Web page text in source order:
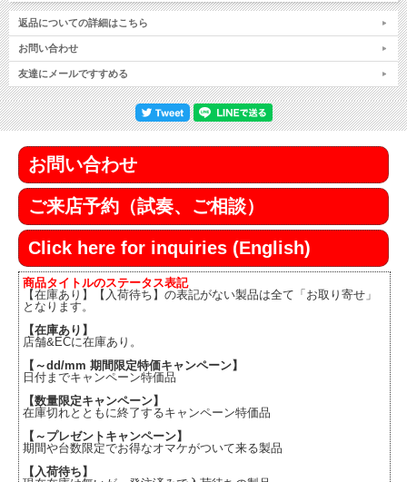
返品についての詳細はこちら
お問い合わせ
友達にメールですすめる
お問い合わせ
ご来店予約（試奏、ご相談）
Click here for inquiries (English)
商品タイトルのステータス表記
【在庫あり】【入荷待ち】の表記がない製品は全て「お取り寄せ」
となります。
【在庫あり】
店舗&ECに在庫あり。
【～dd/mm 期間限定特価キャンペーン】
日付までキャンペーン特価品
【数量限定キャンペーン】
在庫切れとともに終了するキャンペーン特価品
【～プレゼントキャンペーン】
期間や台数限定でお得なオマケがついて来る製品
【入荷待ち】